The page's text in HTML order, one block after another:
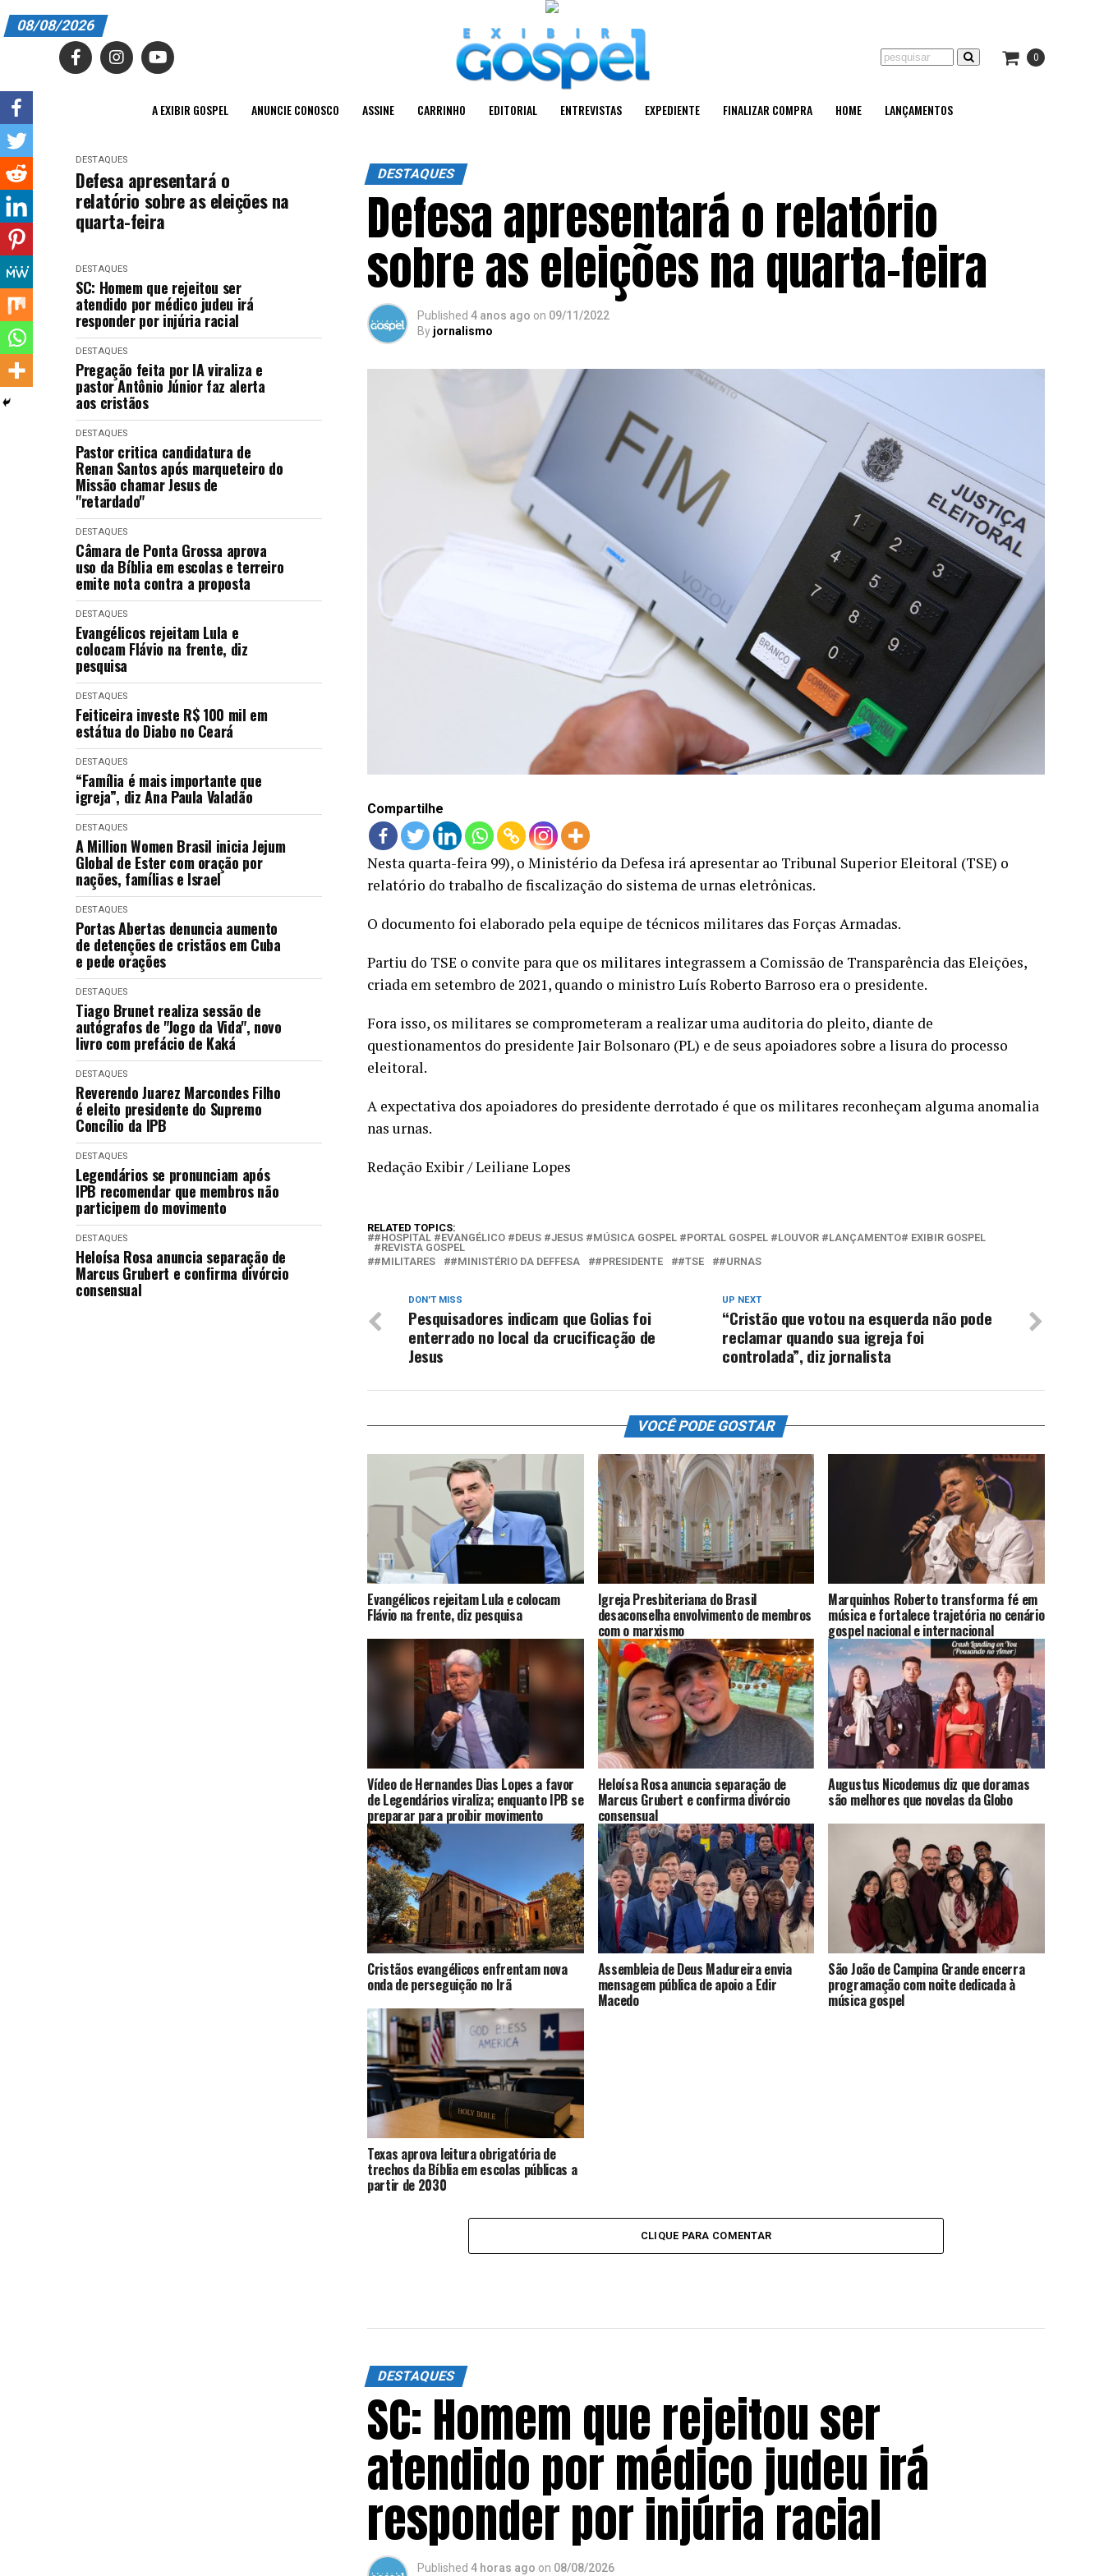
A EXIBIR GOSPEL
EDITORIAL
EXPEDIENTE
FINALIZAR COMPRA
HOME
LANÇAMENTOS
08/08/2026
0
A EXIBIR GOSPEL ANUNCIE CONOSCO ASSINE CARRINHO EDITORIAL ENTREVISTAS EXPEDIENTE FINALIZAR COMPRA HOME LANÇAMENTOS
DESTAQUES
Defesa apresentará o
relatório sobre as eleições na
quarta-feira
DESTAQUES
SC: Homem que rejeitou ser
atendido por médico judeu irá
responder por injúria racial
DESTAQUES
Pregação feita por IA viraliza e
pastor Antônio Júnior faz alerta
aos cristãos
DESTAQUES
Pastor critica candidatura de
Renan Santos após marqueteiro do
Missão chamar Jesus de
"retardado"
DESTAQUES
Câmara de Ponta Grossa aprova
uso da Bíblia em escolas e terreiro
emite nota contra a proposta
DESTAQUES
Evangélicos rejeitam Lula e
colocam Flávio na frente, diz
pesquisa
DESTAQUES
Feiticeira investe R$ 100 mil em
estátua do Diabo no Ceará
DESTAQUES
“Família é mais importante que
igreja”, diz Ana Paula Valadão
DESTAQUES
A Million Women Brasil inicia Jejum
Global de Ester com oração por
nações, famílias e Israel
DESTAQUES
Portas Abertas denuncia aumento
de detenções de cristãos em Cuba
e pede orações
DESTAQUES
Tiago Brunet realiza sessão de
autógrafos de "Jogo da Vida", novo
livro com prefácio de Kaká
DESTAQUES
Reverendo Juarez Marcondes Filho
é eleito presidente do Supremo
Concílio da IPB
DESTAQUES
Legendários se pronunciam após
IPB recomendar que membros não
participem do movimento
DESTAQUES
Heloísa Rosa anuncia separação de
Marcus Grubert e confirma divórcio
consensual
DESTAQUES
Defesa apresentará o relatório
sobre as eleições na quarta-feira
Published 4 anos ago on 09/11/2022
By jornalismo
Compartilhe
Nesta quarta-feira 99), o Ministério da Defesa irá apresentar ao Tribunal Superior Eleitoral (TSE) o
relatório do trabalho de fiscalização do sistema de urnas eletrônicas.
O documento foi elaborado pela equipe de técnicos militares das Forças Armadas.
Partiu do TSE o convite para que os militares integrassem a Comissão de Transparência das Eleições,
criada em setembro de 2021, quando o ministro Luís Roberto Barroso era o presidente.
Fora isso, os militares se comprometeram a realizar uma auditoria do pleito, diante de
questionamentos do presidente Jair Bolsonaro (PL) e de seus apoiadores sobre a lisura do processo
eleitoral.
A expectativa dos apoiadores do presidente derrotado é que os militares reconheçam alguma anomalia
nas urnas.
Redação Exibir / Leiliane Lopes
RELATED TOPICS:
#HOSPITAL #EVANGÉLICO #DEUS #JESUS #MÚSICA GOSPEL #PORTAL GOSPEL #LOUVOR #LANÇAMENTO# EXIBIR GOSPEL
#REVISTA GOSPEL
#MILITARES
#MINISTÉRIO DA DEFFESA #PRESIDENTE #TSE #URNAS
UP NEXT
“Cristão que votou na esquerda não pode
reclamar quando sua igreja foi
controlada”, diz jornalista
DON'T MISS
Pesquisadores indicam que Golias foi
enterrado no local da crucificação de
Jesus
VOCÊ PODE GOSTAR
Evangélicos rejeitam Lula e colocam
Flávio na frente, diz pesquisa
Igreja Presbiteriana do Brasil
desaconselha envolvimento de membros
com o marxismo
Marquinhos Roberto transforma fé em
música e fortalece trajetória no cenário
gospel nacional e internacional
Vídeo de Hernandes Dias Lopes a favor
de Legendários viraliza; enquanto IPB se
preparar para proibir movimento
Heloísa Rosa anuncia separação de
Marcus Grubert e confirma divórcio
consensual
Augustus Nicodemus diz que doramas
são melhores que novelas da Globo
Cristãos evangélicos enfrentam nova
onda de perseguição no Irã
Assembleia de Deus Madureira envia
mensagem pública de apoio a Edir
Macedo
São João de Campina Grande encerra
programação com noite dedicada à
música gospel
Texas aprova leitura obrigatória de
trechos da Bíblia em escolas públicas a
partir de 2030
CLIQUE PARA COMENTAR
DESTAQUES
SC: Homem que rejeitou ser
atendido por médico judeu irá
responder por injúria racial
Published 4 horas ago on 08/08/2026